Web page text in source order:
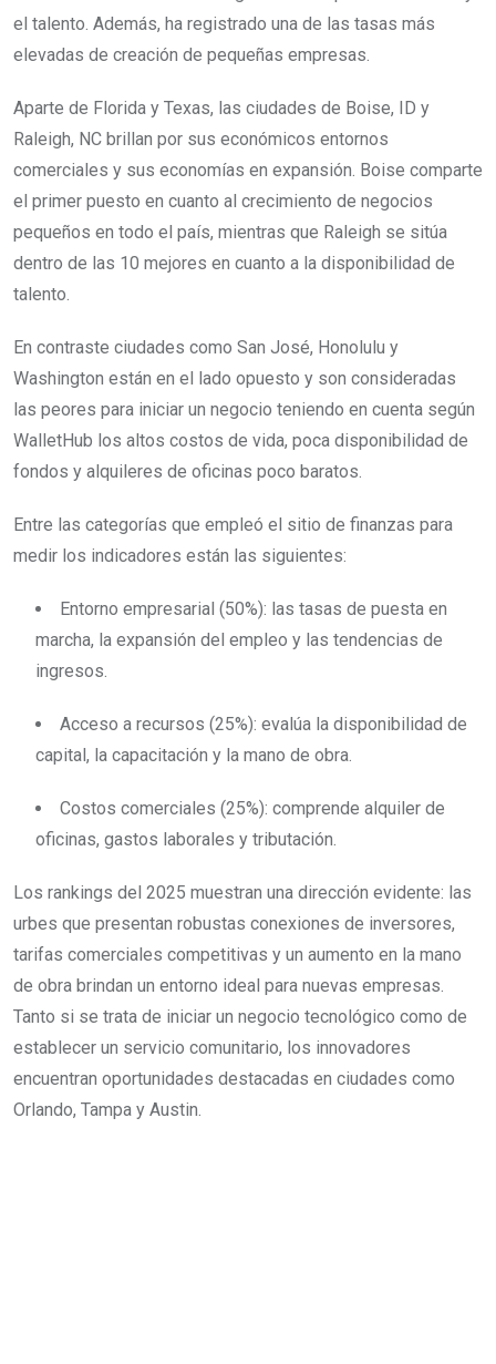
el talento. Además, ha registrado una de las tasas más
elevadas de creación de pequeñas empresas.
Aparte de Florida y Texas, las ciudades de Boise, ID y
Raleigh, NC brillan por sus económicos entornos
comerciales y sus economías en expansión. Boise comparte
el primer puesto en cuanto al crecimiento de negocios
pequeños en todo el país, mientras que Raleigh se sitúa
dentro de las 10 mejores en cuanto a la disponibilidad de
talento.
En contraste ciudades como San José, Honolulu y
Washington están en el lado opuesto y son consideradas
las peores para iniciar un negocio teniendo en cuenta según
WalletHub los altos costos de vida, poca disponibilidad de
fondos y alquileres de oficinas poco baratos.
Entre las categorías que empleó el sitio de finanzas para
medir los indicadores están las siguientes:
Entorno empresarial (50%): las tasas de puesta en
marcha, la expansión del empleo y las tendencias de
ingresos.
Acceso a recursos (25%): evalúa la disponibilidad de
capital, la capacitación y la mano de obra.
Costos comerciales (25%): comprende alquiler de
oficinas, gastos laborales y tributación.
Los rankings del 2025 muestran una dirección evidente: las
urbes que presentan robustas conexiones de inversores,
tarifas comerciales competitivas y un aumento en la mano
de obra brindan un entorno ideal para nuevas empresas.
Tanto si se trata de iniciar un negocio tecnológico como de
establecer un servicio comunitario, los innovadores
encuentran oportunidades destacadas en ciudades como
Orlando, Tampa y Austin.